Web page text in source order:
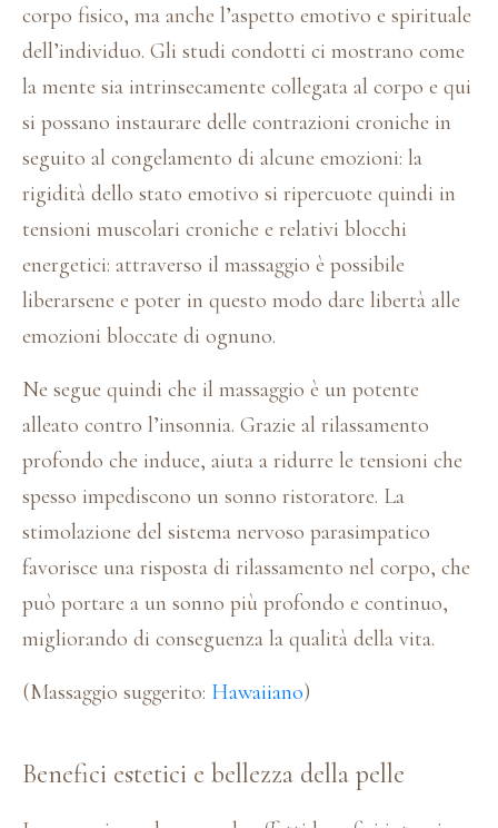
corpo fisico, ma anche l’aspetto emotivo e spirituale
dell’individuo. Gli studi condotti ci mostrano come
la mente sia intrinsecamente collegata al corpo e qui
si possano instaurare delle contrazioni croniche in
seguito al congelamento di alcune emozioni: la
rigidità dello stato emotivo si ripercuote quindi in
tensioni muscolari croniche e relativi blocchi
energetici: attraverso il massaggio è possibile
liberarsene e poter in questo modo dare libertà alle
emozioni bloccate di ognuno.
Ne segue quindi che il massaggio è un potente
alleato contro l’insonnia. Grazie al rilassamento
profondo che induce, aiuta a ridurre le tensioni che
spesso impediscono un sonno ristoratore. La
stimolazione del sistema nervoso parasimpatico
favorisce una risposta di rilassamento nel corpo, che
può portare a un sonno più profondo e continuo,
migliorando di conseguenza la qualità della vita.
(Massaggio suggerito: Hawaiiano)
Benefici estetici e bellezza della pelle